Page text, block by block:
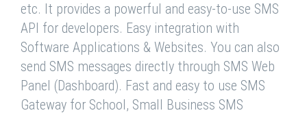
etc. It provides a powerful and easy-to-use SMS
API for developers. Easy integration with
Software Applications & Websites. You can also
send SMS messages directly through SMS Web
Panel (Dashboard). Fast and easy to use SMS
Gateway for School, Small Business SMS